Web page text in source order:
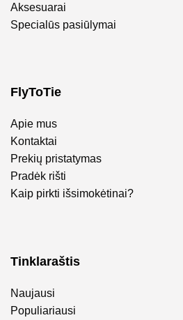
Aksesuarai
Specialūs pasiūlymai
FlyToTie
Apie mus
Kontaktai
Prekių pristatymas
Pradėk rišti
Kaip pirkti išsimokėtinai?
Tinklaraštis
Naujausi
Populiariausi